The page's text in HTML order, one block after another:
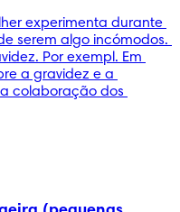
experimenta durante
serem algo incómodos.
Por exempl. Em
a gravidez e a
colaboração dos